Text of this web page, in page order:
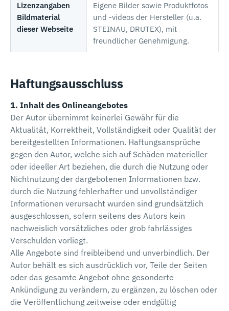
Lizenzangaben
Bildmaterial
dieser Webseite
Eigene Bilder sowie Produktfotos
und -videos der Hersteller (u.a.
STEINAU, DRUTEX), mit
freundlicher Genehmigung.
Haftungsausschluss
1. Inhalt des Onlineangebotes
Der Autor übernimmt keinerlei Gewähr für die
Aktualität, Korrektheit, Vollständigkeit oder Qualität der
bereitgestellten Informationen. Haftungsansprüche
gegen den Autor, welche sich auf Schäden materieller
oder ideeller Art beziehen, die durch die Nutzung oder
Nichtnutzung der dargebotenen Informationen bzw.
durch die Nutzung fehlerhafter und unvollständiger
Informationen verursacht wurden sind grundsätzlich
ausgeschlossen, sofern seitens des Autors kein
nachweislich vorsätzliches oder grob fahrlässiges
Verschulden vorliegt.
Alle Angebote sind freibleibend und unverbindlich. Der
Autor behält es sich ausdrücklich vor, Teile der Seiten
oder das gesamte Angebot ohne gesonderte
Ankündigung zu verändern, zu ergänzen, zu löschen oder
die Veröffentlichung zeitweise oder endgültig